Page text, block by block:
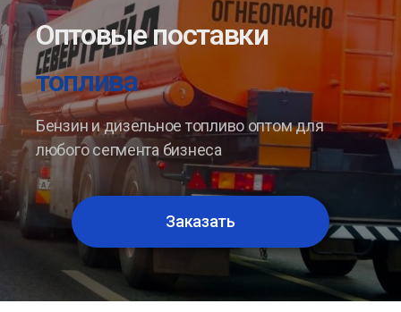
Оптовые поставки
топлива
Бензин и дизельное топливо оптом для
любого сегмента бизнеса
Заказать